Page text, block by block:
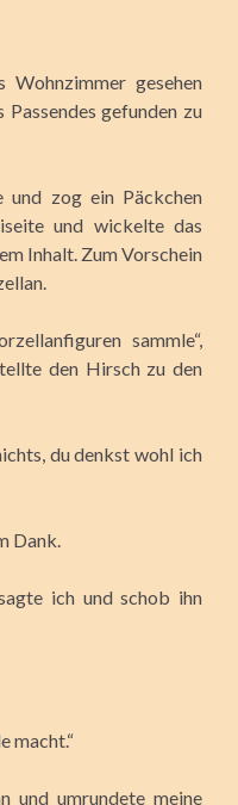
Wohnzimmer gesehen
gefunden zu
zog ein Päckchen
und wickelte das
Inhalt. Zum Vorschein
sammle“,
den Hirsch zu den
du denkst wohl ich
Dank.
ich und schob ihn
macht.“
und umrundete meine